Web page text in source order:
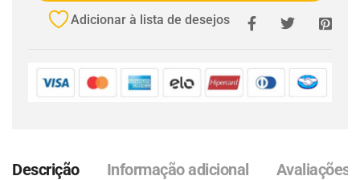
Adicionar à lista de desejos
Descrição Informação adicional Avaliações